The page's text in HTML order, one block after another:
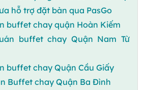
hỗ trợ đặt bàn qua PasGo
buffet chay quận Hoàn Kiếm
buffet chay Quận Nam Từ
buffet chay Quận Cầu Giấy
Buffet chay Quận Ba Đình